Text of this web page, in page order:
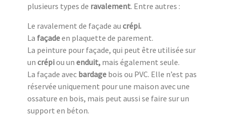
plusieurs types de ravalement. Entre autres :
Le ravalement de façade au crépi.
La façadeen plaquette de parement.
La peinture pour façade, qui peut être utilisée sur
un crépiou un enduit, mais également seule.
La façade avec bardage bois ou PVC. Elle n’est pas
réservée uniquement pour une maison avec une
ossature en bois, mais peut aussi se faire sur un
support en béton.